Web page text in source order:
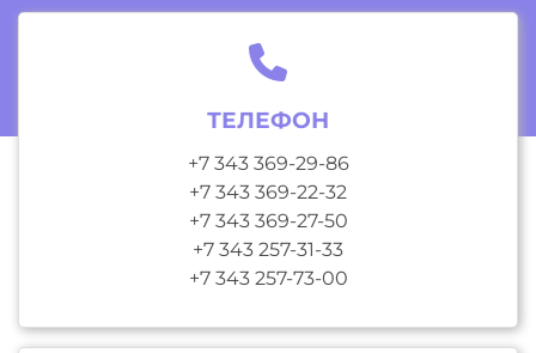
ТЕЛЕФОН
+7 343 369-29-86
+7 343 369-22-32
+7 343 369-27-50
+7 343 257-31-33
+7 343 257-73-00